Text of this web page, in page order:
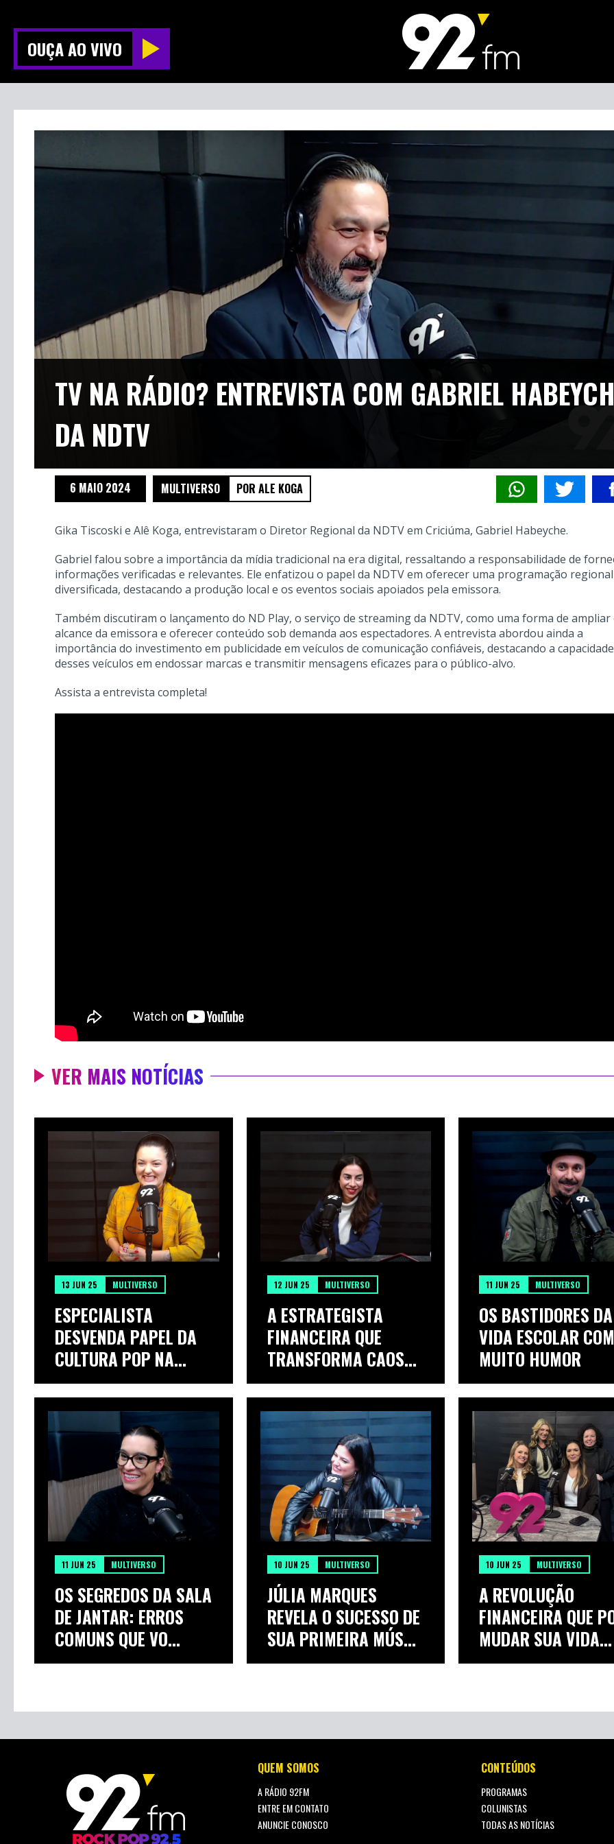
OUÇA AO VIVO
TV NA RÁDIO? ENTREVISTA COM GABRIEL
DA NDTV
6 MAIO 2024 MULTIVERSO POR ALE KOGA
Gabriel falou sobre a importância da mídia tradicional na era digital, ressaltando a responsabilidade de
informações verificadas e relevantes. Ele enfatizou o papel da NDTV em oferecer uma programação regional
Também discutiram o lançamento do ND Play, o serviço de streaming da NDTV, como uma forma de ampliar
alcance da emissora e oferecer conteúdo sob demanda aos espectadores. A entrevista abordou ainda a
importância do investimento em publicidade em veículos de comunicação confiáveis, destacando a capacidade
VER MAIS NOTÍCIAS
13 JUN 25 MULTIVERSO
ESPECIALISTA
DESVENDA PAPEL DA
CULTURA POP NA
MODA
12 JUN 25 MULTIVERSO
A ESTRATEGISTA
FINANCEIRA QUE
TRANSFORMA CAOS
EM P...
11 JUN 25 MULTIVERSO
OS BASTIDORES DA
VIDA ESCOLAR
MUITO HUMOR
11 JUN 25 MULTIVERSO
OS SEGREDOS DA SALA
DE JANTAR: ERROS
COMUNS QUE VO...
10 JUN 25 MULTIVERSO
JÚLIA MARQUES
REVELA O SUCESSO DE
SUA PRIMEIRA MÚS...
10 JUN 25 MULTIVERSO
A REVOLUÇÃO
FINANCEIRA QUE
MUDAR SUA VIDA
QUEM SOMOS
A RÁDIO 92FM
ENTRE EM CONTATO
PROGRAMAS
COLUNISTAS